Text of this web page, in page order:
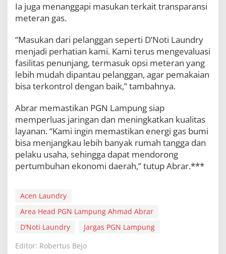
Ia juga menanggapi masukan terkait transparansi
meteran gas.
“Masukan dari pelanggan seperti D’Noti Laundry
menjadi perhatian kami. Kami terus mengevaluasi
fasilitas penunjang, termasuk opsi meteran yang
lebih mudah dipantau pelanggan, agar pemakaian
bisa terkontrol dengan baik,” tambahnya.
Abrar memastikan PGN Lampung siap
memperluas jaringan dan meningkatkan kualitas
layanan. “Kami ingin memastikan energi gas bumi
bisa menjangkau lebih banyak rumah tangga dan
pelaku usaha, sehingga dapat mendorong
pertumbuhan ekonomi daerah,” tutup Abrar.***
Acen Laundry
Area Head PGN Lampung Ahmad Abrar
D’Noti Laundry
Jargas PGN Lampung
Editor: Robertus Bejo